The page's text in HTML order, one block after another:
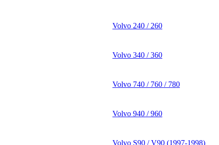
Volvo 240 / 260
Volvo 340 / 360
Volvo 740 / 760 / 780
Volvo 940 / 960
Volvo S90 / V90 (1997-1998)